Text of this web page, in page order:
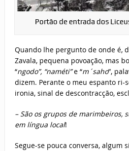
Portão de entrada dos
Quando lhe pergunto de onde é,
Zavala, pequena povoação, mas
“ngodo”, “naméti”e “m´saho”,
dizem. Perante o meu espanto ri-
ironia, sinal de descontracção,
– São os grupos de marimbeiros,
em língua local!
Segue-se pouca conversa, algum